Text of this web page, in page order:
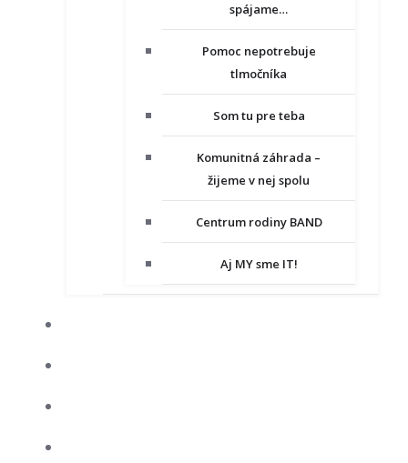
spájame…
Pomoc nepotrebuje
tlmočníka
Som tu pre teba
Komunitná záhrada –
žijeme v nej spolu
Centrum rodiny BAND
Aj MY sme IT!